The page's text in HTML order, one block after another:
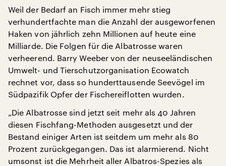
Weil der Bedarf an Fisch immer mehr stieg
verhundertfachte man die Anzahl der ausgeworfenen
Haken von jährlich zehn Millionen auf heute eine
Milliarde. Die Folgen für die Albatrosse waren
verheerend. Barry Weeber von der neuseeländischen
Umwelt- und Tierschutzorganisation Ecowatch
rechnet vor, dass so hunderttausende Seevögel im
Südpazifik Opfer der Fischereiflotten wurden.
„Die Albatrosse sind jetzt seit mehr als 40 Jahren
diesen Fischfang-Methoden ausgesetzt und der
Bestand einiger Arten ist seitdem um mehr als 80
Prozent zurückgegangen. Das ist alarmierend. Nicht
umsonst ist die Mehrheit aller Albatros-Spezies als